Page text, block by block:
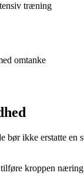
træning
omtanke
ikke erstatte en
kroppen